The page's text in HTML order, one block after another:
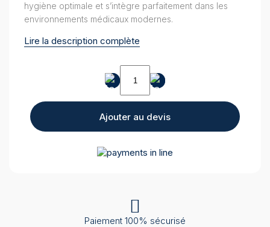
hygiène optimale et s’intègre parfaitement dans les
environnements médicaux modernes.
Lire la description complète
quantité
de
Smart
Ajouter au devis
Paiement 100% sécurisé